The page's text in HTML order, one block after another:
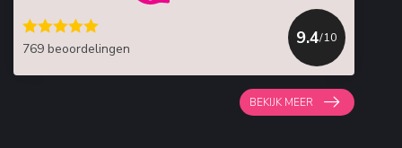
769 beoordelingen
9.4/10
BEKIJK MEER